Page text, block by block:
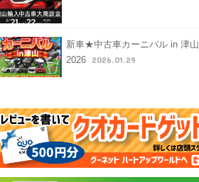
新車★中古車カーニバル in 津山
2026
2026.01.29